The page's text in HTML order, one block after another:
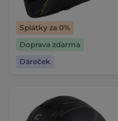
Splátky za 0%
Doprava zdarma
Dáreček